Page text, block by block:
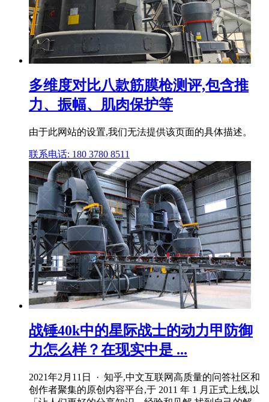
多维度对比八款筋膜枪测评,包含推
力、振幅、肌肉保护等
由于此网站的设置,我们无法提供该页面的具体描述。
联系电话: 180 3780 8511
战锤40k中的星际战士的动力甲防御
力怎么样？在现实中是 ...
2021年2月11日 · 知乎,中文互联网高质量的问答社区和
创作者聚集的原创内容平台,于 2011 年 1 月正式上线,以